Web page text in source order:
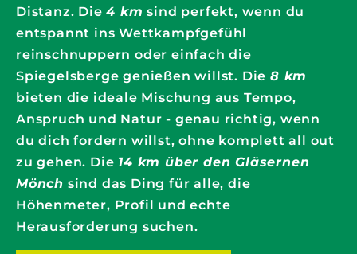
Distanz. Die4 km sind perfekt, wenn du
entspannt ins Wettkampfgefühl
reinschnuppern oder einfach die
Spiegelsberge genießen willst. Die 8 km
bieten die ideale Mischung aus Tempo,
Anspruch und Natur - genau richtig, wenn
du dich fordern willst, ohne komplett all out
zu gehen. Die 14 km über den Gläsernen
Mönch sind das Ding für alle, die
Höhenmeter, Profil und echte
Herausforderung suchen.